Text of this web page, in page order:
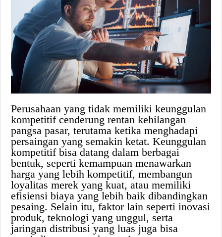
Perusahaan yang tidak memiliki keunggulan
kompetitif cenderung rentan kehilangan
pangsa pasar, terutama ketika menghadapi
persaingan yang semakin ketat. Keunggulan
kompetitif bisa datang dalam berbagai
bentuk, seperti kemampuan menawarkan
harga yang lebih kompetitif, membangun
loyalitas merek yang kuat, atau memiliki
efisiensi biaya yang lebih baik dibandingkan
pesaing. Selain itu, faktor lain seperti inovasi
produk, teknologi yang unggul, serta
jaringan distribusi yang luas juga bisa